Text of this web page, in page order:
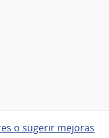
o sugerir mejoras